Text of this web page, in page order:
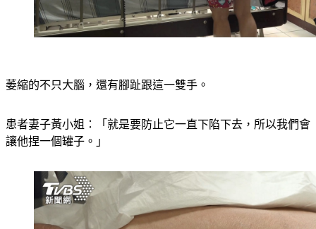
萎縮的不只大腦，還有腳趾跟這一雙手。
患者妻子黃小姐：「就是要防止它一直下陷下去，所以我們會
讓他捏一個罐子。」